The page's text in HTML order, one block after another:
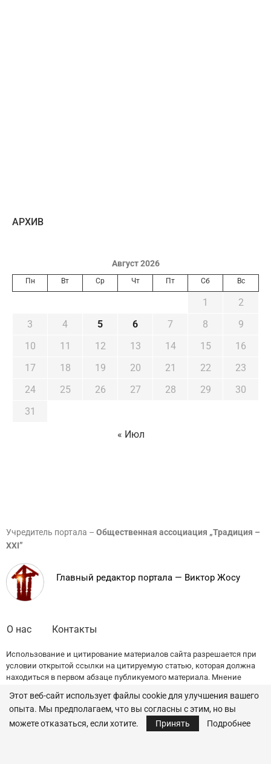
AРХИВ
Август 2026
Пн Вт Ср Чт Пт Сб Вс
1
2
3
4 5 6 7 8
9
10
11 12 13 14 15
16
17
18 19 20 21 22
23
24
25 26 27 28 29
30
31
« Июл
Учредитель портала – Общественная ассоциация „Традиция –
XXI”
Главный редактор портала — Виктор Жосу
О нас Контакты
Использование и цитирование материалов сайта разрешается при
условии открытой ссылки на цитируемую статью, которая должна
находиться в первом абзаце публикуемого материала. Мнение
© 2022 — All Rights Reserved. Traditia.md
Этот веб-сайт использует файлы cookie для улучшения вашего
опыта. Мы предполагаем, что вы согласны с этим, но вы
можете отказаться, если хотите.
Принять Подробнее